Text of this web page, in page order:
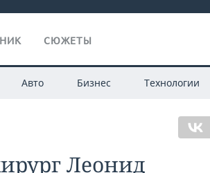
СЮЖЕТЫ
Авто Бизнес Технологии
Леонид